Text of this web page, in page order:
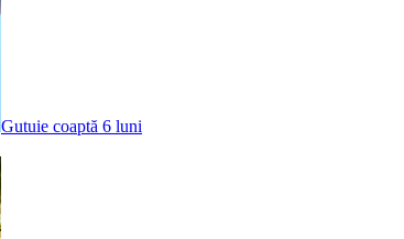
Gutuie coaptă 6 luni